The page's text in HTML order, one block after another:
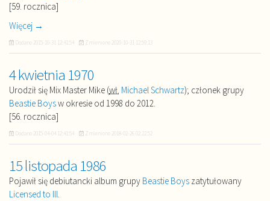
[59. rocznica]
Więcej →
Dodano 2015-10-31 12:41:54 Zmieniono 2020-10-31 12:59:13
4 kwietnia 1970
Urodził się Mix Master Mike (wł. Michael Schwartz); członek grupy
Beastie Boysw okresie od 1998 do 2012.
[56. rocznica]
Dodano 2015-04-04 12:41:54 Zmieniono 2018-02-26 02:22:52
15 listopada 1986
Pojawił się debiutancki album grupy Beastie Boys zatytułowany
Licensed to Ill.